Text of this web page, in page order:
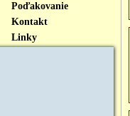
Poďakovanie
Kontakt
Linky